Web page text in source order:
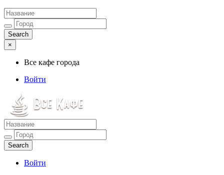
×
Все кафе города
Войти
Все кафе города
Каталог хороших кафе
Войти